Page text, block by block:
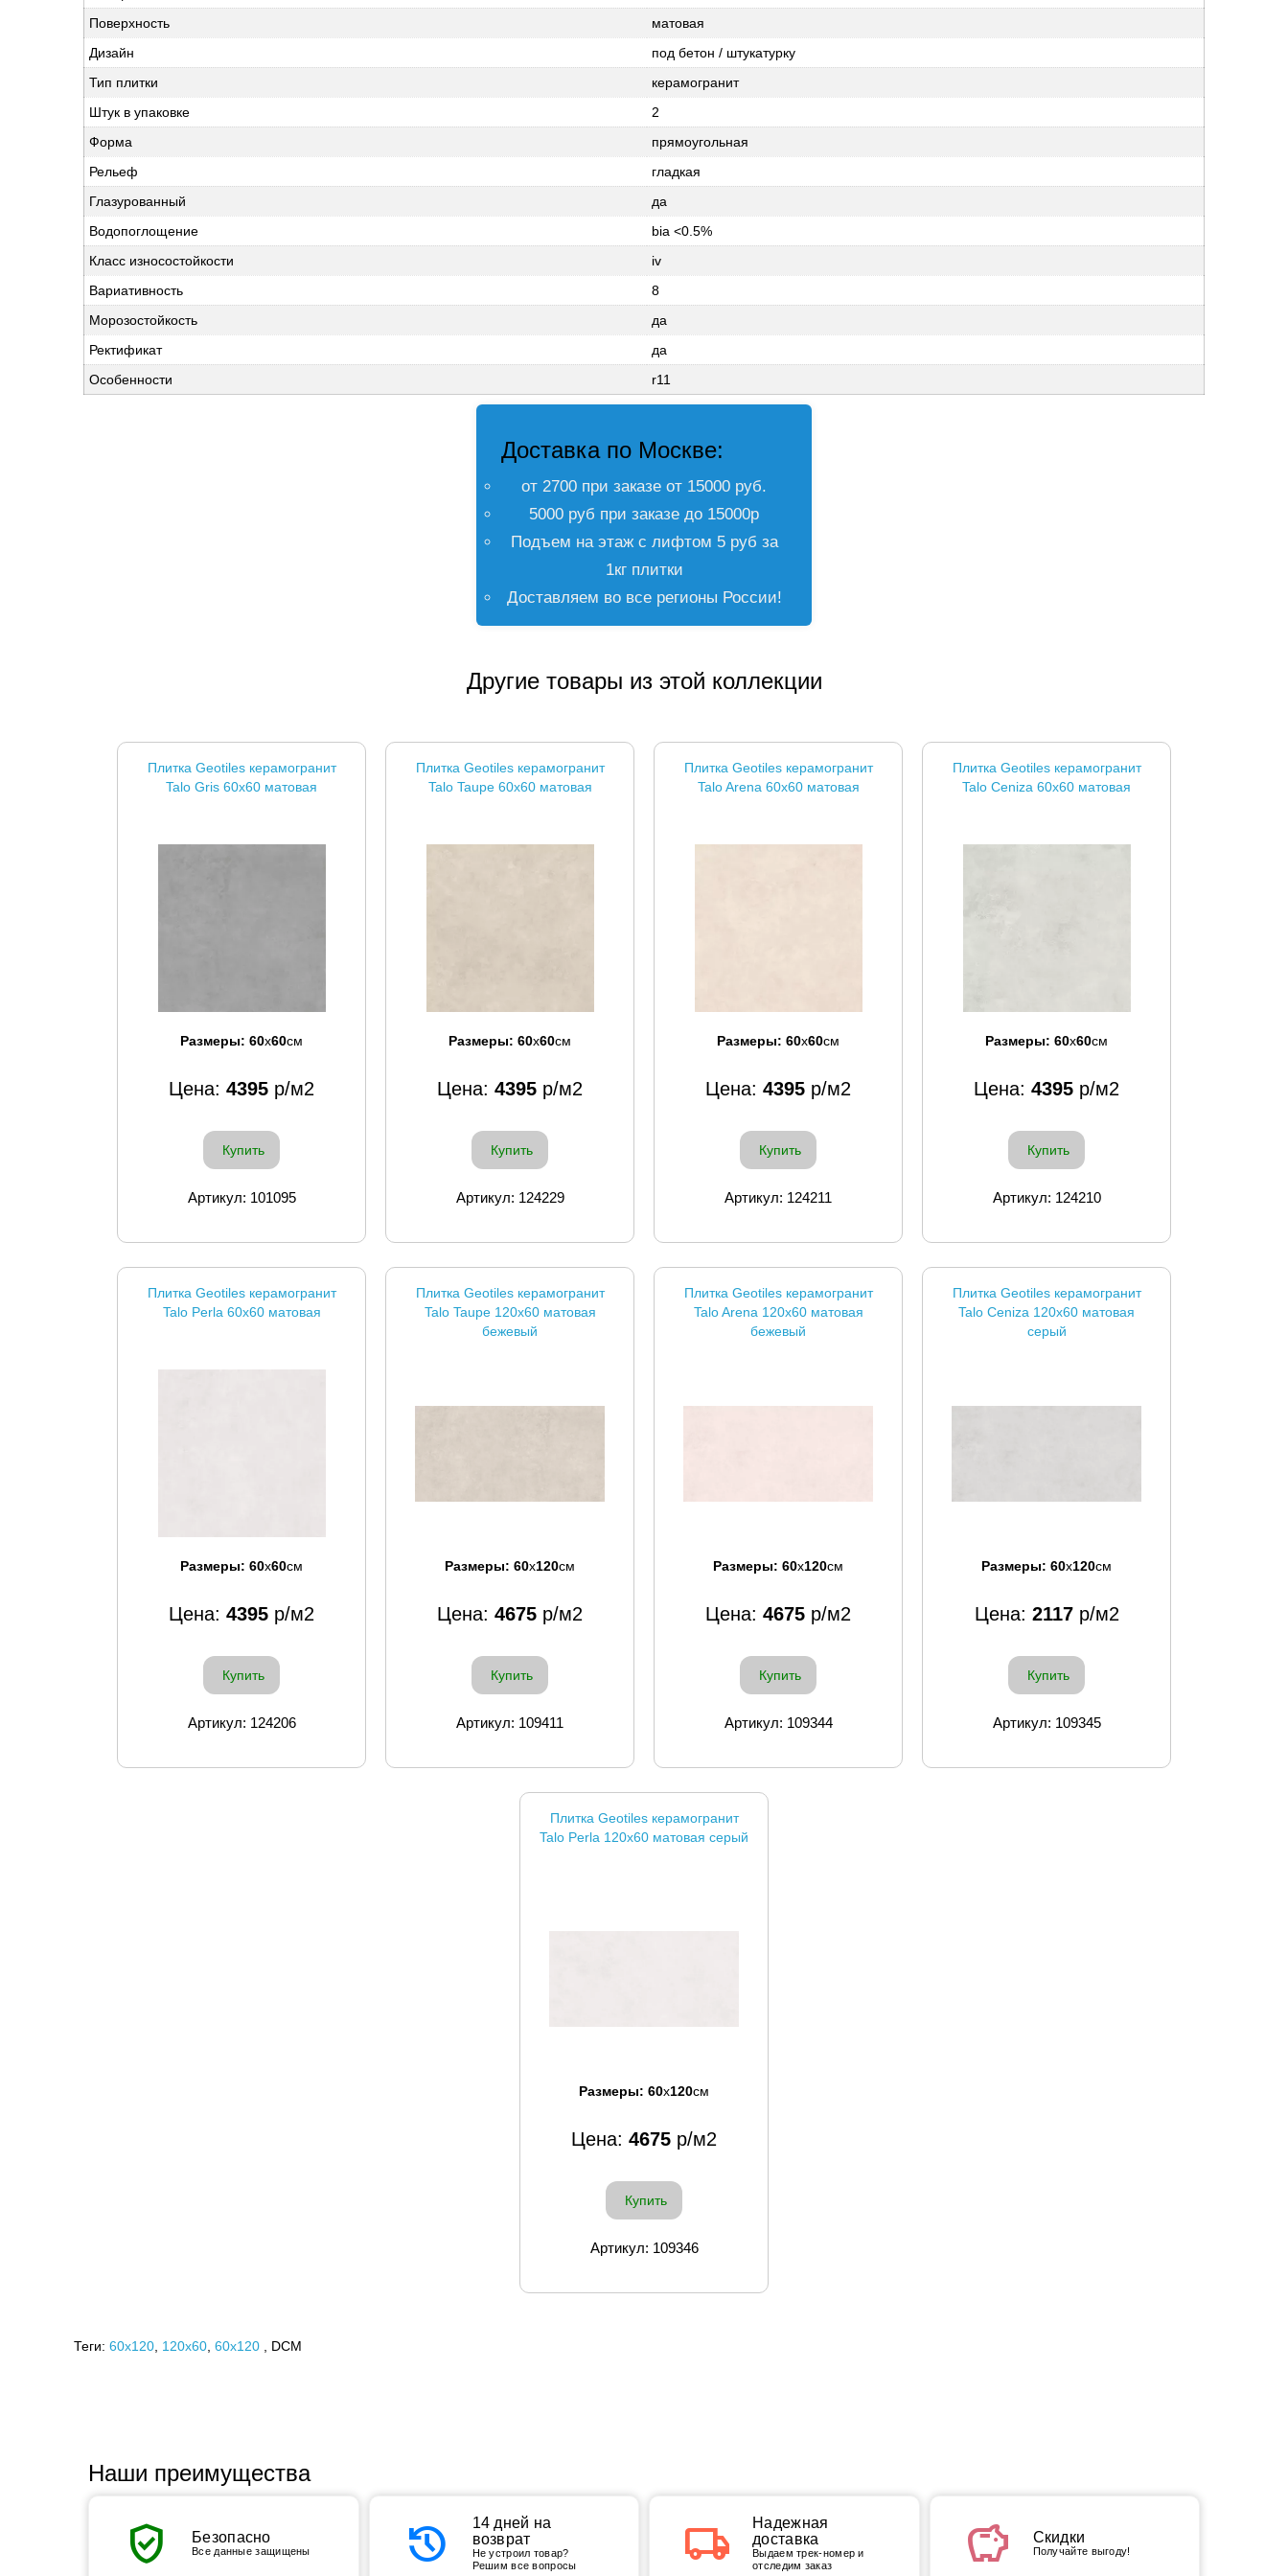
Поверхность
матовая
Дизайн
под бетон / штукатурку
Тип плитки
керамогранит
Штук в упаковке
2
Форма
прямоугольная
Рельеф
гладкая
Глазурованный
да
Водопоглощение
bia <0.5%
Класс износостойкости
iv
Вариативность
8
Морозостойкость
да
Ректификат
да
Особенности
r11
Доставка по Москве:
от 2700 при заказе от 15000 руб.
5000 руб при заказе до 15000р
Подъем на этаж с лифтом 5 руб за
1кг плитки
Доставляем во все регионы России!
Другие товары из этой коллекции
Плитка Geotiles керамогранит
Talo Gris 60x60 матовая
Размеры: 60x60см
Цена: 4395 р/м2
Купить
Артикул: 101095
Плитка Geotiles керамогранит
Talo Taupe 60x60 матовая
Размеры: 60x60см
Цена: 4395 р/м2
Купить
Артикул: 124229
Плитка Geotiles керамогранит
Talo Arena 60x60 матовая
Размеры: 60x60см
Цена: 4395 р/м2
Купить
Артикул: 124211
Плитка Geotiles керамогранит
Talo Ceniza 60x60 матовая
Размеры: 60x60см
Цена: 4395 р/м2
Купить
Артикул: 124210
Плитка Geotiles керамогранит
Talo Perla 60x60 матовая
Размеры: 60x60см
Цена: 4395 р/м2
Купить
Артикул: 124206
Плитка Geotiles керамогранит
Talo Taupe 120x60 матовая
бежевый
Размеры: 60x120см
Цена: 4675 р/м2
Купить
Артикул: 109411
Плитка Geotiles керамогранит
Talo Arena 120x60 матовая
бежевый
Размеры: 60x120см
Цена: 4675 р/м2
Купить
Артикул: 109344
Плитка Geotiles керамогранит
Talo Ceniza 120x60 матовая
серый
Размеры: 60x120см
Цена: 2117р/м2
Купить
Артикул: 109345
Плитка Geotiles керамогранит
Talo Perla 120x60 матовая серый
Размеры: 60x120см
Цена: 4675 р/м2
Купить
Артикул: 109346
Теги: 60x120 120х60 60х120 , DCM
Наши преимущества
verified_user Безопасно
Все данные защищены history
14 дней на
возврат
Не устроил товар?
Решим все вопросы
local_shipping
Надежная
доставка
Выдаем трек-номер и
отследим заказ
savings Скидки
Получайте выгоду!